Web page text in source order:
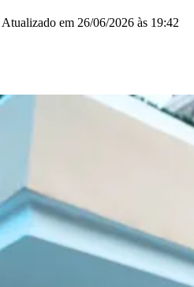
NovoFazenda
Jardim Reginalice
Jardim São
Silvestre Jardim Silveira
Jardim
Parque dos
Pirapora
Atualizado em 26/06/2026 às 19:42